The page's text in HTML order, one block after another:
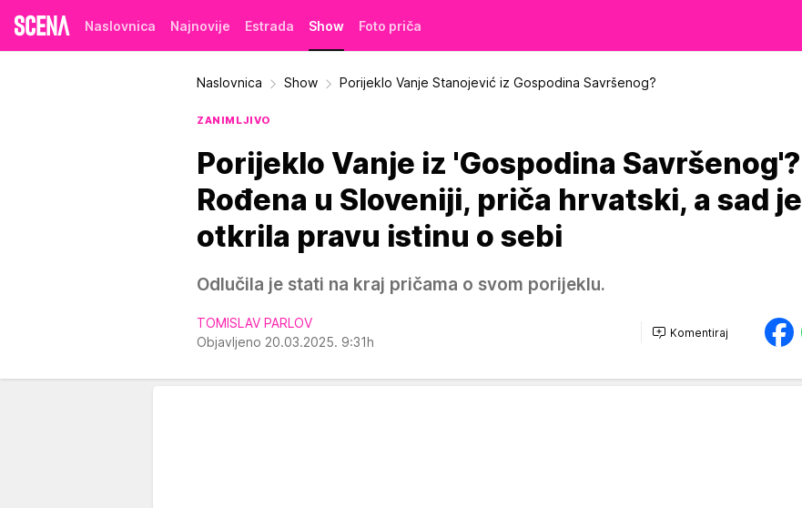
Naslovnica Najnovije Estrada Show Foto priča
Naslovnica Show Porijeklo Vanje Stanojević iz Gospodina Savršenog?
ZANIMLJIVO
Porijeklo Vanje iz 'Gospodina Savršenog'?
Rođena u Sloveniji, priča hrvatski, a sad je
otkrila pravu istinu o sebi
Odlučila je stati na kraj pričama o svom porijeklu.
TOMISLAV PARLOV
Objavljeno 20.03.2025. 9:31h
Komentiraj